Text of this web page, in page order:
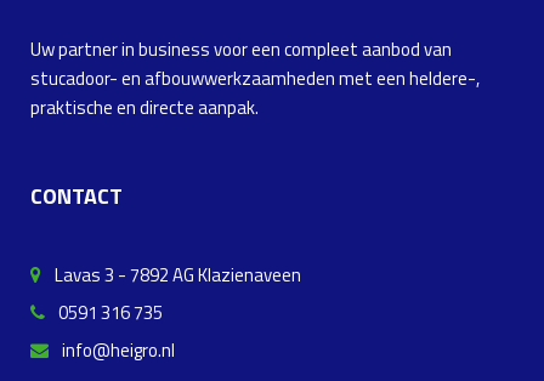
Uw partner in business voor een compleet aanbod van
stucadoor- en afbouwwerkzaamheden met een heldere-,
praktische en directe aanpak.
CONTACT
Lavas 3 - 7892 AG Klazienaveen
0591 316 735
info@heigro.nl